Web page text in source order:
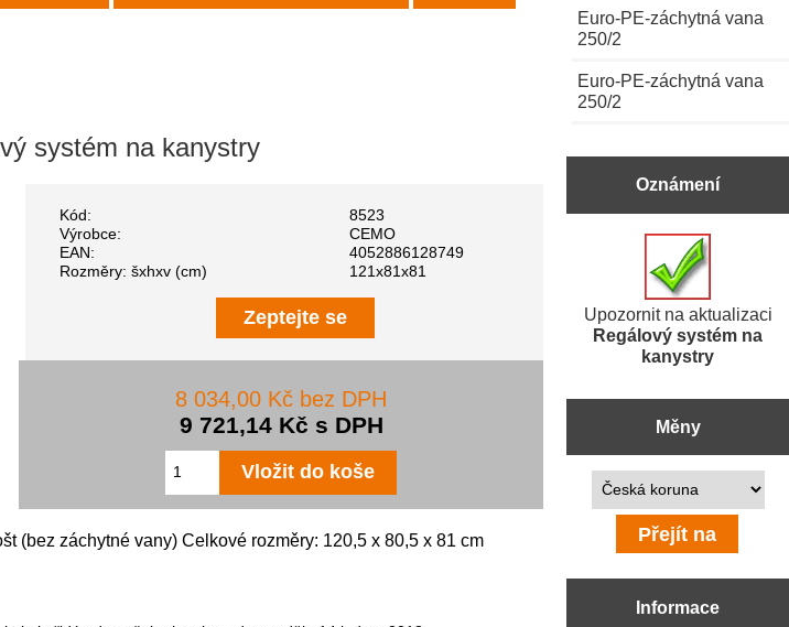
systém na kanystry
Kód:
8523
Výrobce:
CEMO
EAN:
4052886128749
Rozměry: šxhxv (cm)
121x81x81
Zeptejte se
8 034,00 Kč bez DPH
9 721,14 Kč s DPH
(bez záchytné vany) Celkové rozměry: 120,5 x 80,5 x 81 cm
Euro-PE-záchytná vana
250/2
Euro-PE-záchytná vana
250/2
Oznámení
Upozornit na aktualizaci
Regálový systém na
kanystry
Měny
Prosím vyberte ...
Informace